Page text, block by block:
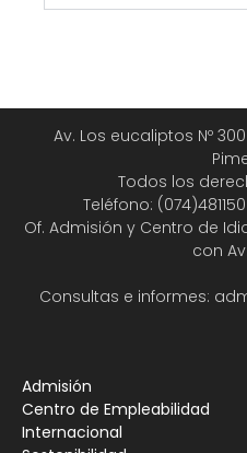
Av. Los eucaliptos Nº
Todos los
Teléfono:
Of. Admisión y Centro de
con
Consultas e informes:
Admisión
Centro de Empleabilidad
Internacional